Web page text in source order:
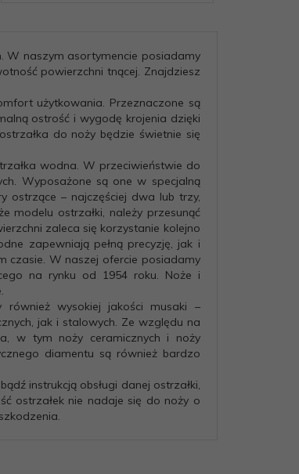
W naszym asortymencie posiadamy
powierzchni tnącej. Znajdziesz
użytkowania. Przeznaczone są
ostrość i wygodę krojenia dzięki
do noży będzie świetnie się
wodna. W przeciwieństwie do
Wyposażone są one w specjalną
ostrzące – najczęściej dwa lub trzy,
modelu ostrzałki, należy przesunąć
zaleca się korzystanie kolejno
zapewniają pełną precyzję, jak i
czasie. W naszej ofercie posiadamy
na rynku od 1954 roku. Noże i
również wysokiej jakości musaki –
jak i stalowych. Ze względu na
w tym noży ceramicznych i noży
diamentu są również bardzo
instrukcją obsługi danej ostrzałki,
ostrzałek nie nadaje się do noży o